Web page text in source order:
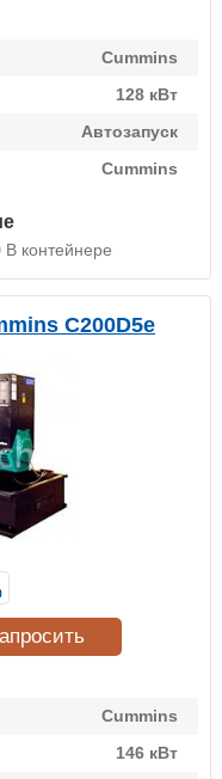
Cummins
128 кВт
Автозапуск
Cummins
В контейнере
C200D5e
Cummins
146 кВт